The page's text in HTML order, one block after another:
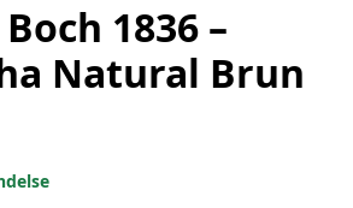
1836 –
Natural Brun